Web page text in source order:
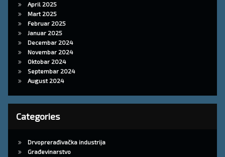
April 2025
Mart 2025
Februar 2025
Januar 2025
Decembar 2024
Novembar 2024
Oktobar 2024
Septembar 2024
August 2024
Categories
Drvoprerađivačka industrija
Građevinarstvo